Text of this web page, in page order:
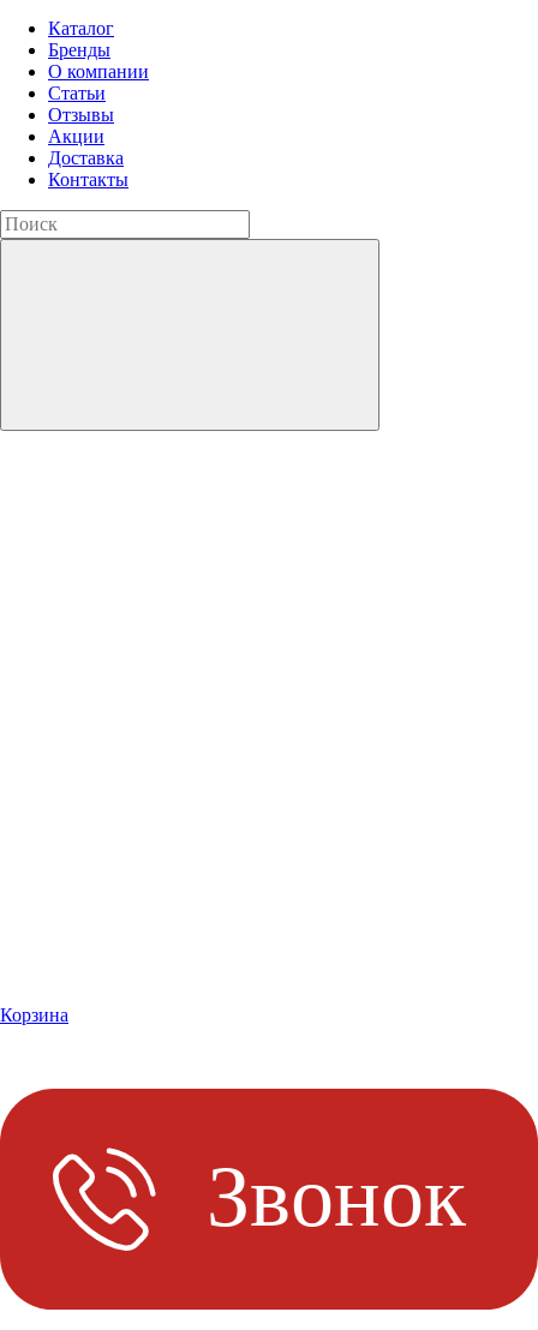
Каталог
Бренды
О компании
Статьи
Отзывы
Акции
Доставка
Контакты
Корзина